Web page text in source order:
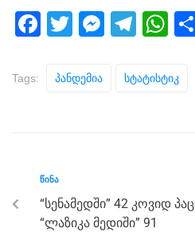
F
o
k
T
tt
M
ss
T
e
W
at
Tags: Პანდემია Სტატისტიკ
ᲬᲘᲜᲐ
“სენამედში” 42 კოვიდ
“ლაზიკა მედიში” 91